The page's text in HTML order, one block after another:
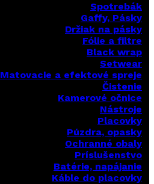
Spotrebák
Gaffy, Pásky
Držiak na pásky
Fólie a filtre
Black wrap
Setwear
Matovacie a efektové spreje
Čistenie
Kamerové očnice
Nástroje
Placovky
Púzdra, opasky
Ochranné obaly
Príslušenstvo
Batérie, napájanie
Káble do placovky